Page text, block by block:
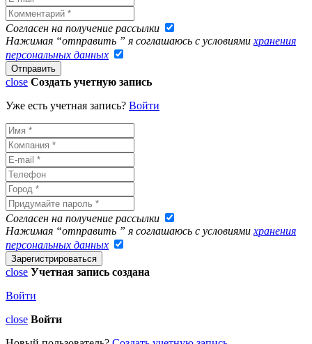
Согласен на получение рассылки
Нажимая “отправить ” я соглашаюсь с условиями хранения
персональных данных
close Создать учетную запись
Уже есть учетная запись? Войти
Согласен на получение рассылки
Нажимая “отправить ” я соглашаюсь с условиями хранения
персональных данных
close Учетная запись создана
Войти
close Войти